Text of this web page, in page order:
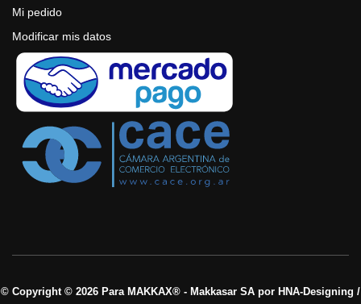
Mi pedido
Modificar mis datos
© Copyright © 2026 Para MAKKAX® - Makkasar SA por HNA-Designing /